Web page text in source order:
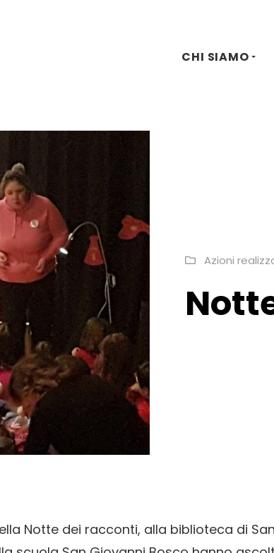
CHI SIAMO
Azioni
Notte dei racconti, alla biblioteca di